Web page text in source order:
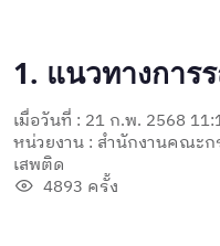
1. แนวทางการ
เมื่อวันที่ : 21 ก.พ. 2568
หน่วยงาน : สำนักงานคณะ
เสพติด
4893 ครั้ง